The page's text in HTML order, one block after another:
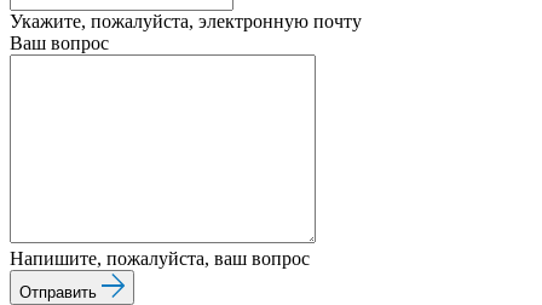
Укажите, пожалуйста, электронную почту
Ваш вопрос
Напишите, пожалуйста, ваш вопрос
Отправить